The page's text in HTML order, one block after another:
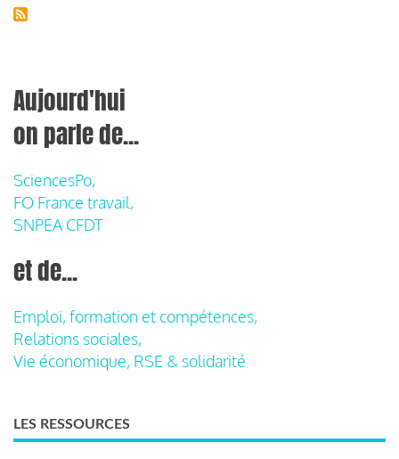
Aujourd'hui
on parle de...
SciencesPo,
FO France travail,
SNPEA CFDT
et de...
Emploi, formation et compétences,
Relations sociales,
Vie économique, RSE & solidarité
LES RESSOURCES